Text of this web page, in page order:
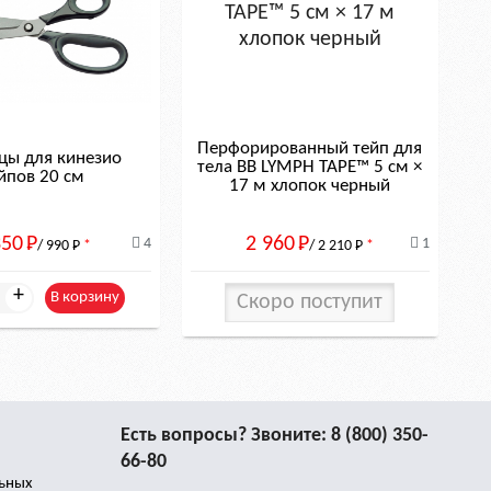
количество красителей сохраняя
материал продукции новой серии BB
рынке косметологии. Можно с
Его качество не только не уступает
попробуйте новый BB GENTLE
расхода.
для кинезио
20 см
Р/ 990 Р * 4
+ В корзину
Перфорированный тейп для
тела BB LYMPH TAPE™ 5 см ×
17 м хлопок черный
2 960Р/ 2 210 Р * 1
Скоро поступит
Есть вопросы? Звоните:8 (800) 350-
66-80